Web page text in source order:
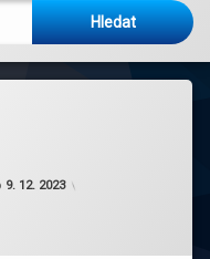
9. 12. 2023